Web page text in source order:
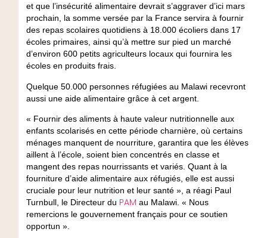
et que l’insécurité alimentaire devrait s’aggraver d’ici mars
prochain, la somme versée par la France servira à fournir
des repas scolaires quotidiens à 18.000 écoliers dans 17
écoles primaires, ainsi qu’à mettre sur pied un marché
d’environ 600 petits agriculteurs locaux qui fournira les
écoles en produits frais.
Quelque 50.000 personnes réfugiées au Malawi recevront
aussi une aide alimentaire grâce à cet argent.
« Fournir des aliments à haute valeur nutritionnelle aux
enfants scolarisés en cette période charnière, où certains
ménages manquent de nourriture, garantira que les élèves
aillent à l’école, soient bien concentrés en classe et
mangent des repas nourrissants et variés. Quant à la
fourniture d’aide alimentaire aux réfugiés, elle est aussi
cruciale pour leur nutrition et leur santé », a réagi Paul
Turnbull, le Directeur du PAM au Malawi. « Nous
remercions le gouvernement français pour ce soutien
opportun ».